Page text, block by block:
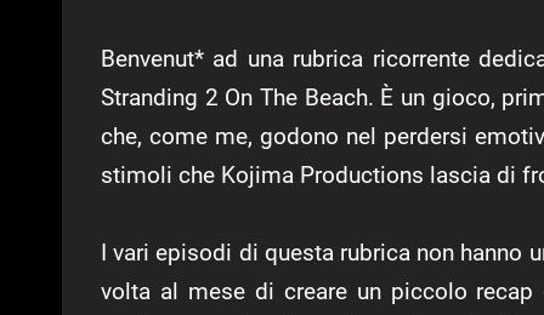
Benvenut* ad una rubrica ricorrente
Stranding 2 On The Beach. È un gioco,
che, come me, godono nel perdersi
stimoli che Kojima Productions lascia di
I vari episodi di questa rubrica non hanno
volta al mese di creare un piccolo